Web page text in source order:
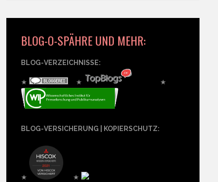
BLOG-O-SPÄHRE UND MEHR:
BLOG-VERZEICHNISSE:
★ ★ ★
BLOG-VERSICHERUNG | KOPIERSCHUTZ:
★ ★